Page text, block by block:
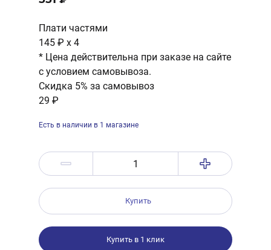
Плати частями
145 ₽ x 4
* Цена действительна при заказе на сайте
с условием самовывоза.
Скидка 5% за самовывоз
29 ₽
Есть в наличии в 1 магазине
Купить
Купить в 1 клик